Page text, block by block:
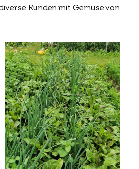
Kunden mit Gemüse von